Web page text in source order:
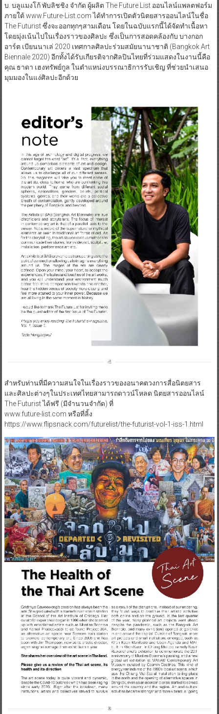
บ. บลูแมงโก้ พับลิชชิง จำกัด ผู้ผลิต The Future List ออนไลน์แพลตฟอร์ม
ภายใต้ www.Future-List.com ได้ทำการเปิดตัวนิตยสารออนไลน์ในชื่อ
The Futurist ซึ่งจะออกทุกๆสามเดือน โดยในฉบับแรกนี้ได้จัดทำเนื้อหา
โดยมุ่งเน้นไปในเรื่องราวของศิลปะ ซึ่งเป็นการสอดคล้องกับ บางกอก
อาร์ต เบียนนาเล่ 2020 เทศกาลศิลปะร่วมสมัยนานาชาติ (Bangkok Art
Biennale 2020) อีกทั้งได้รับเกียรติจากศิลปินไทยที่ร่วมแสดงในงานนี้คือ
คุณ ธาดา เฮงทรัพย์กูล ในตำแหน่งบรรณาธิการรับเชิญ ที่ช่วยนำเสนอ
มุมมองในแง่ศิลปะอีกด้วย
สำหรับท่านที่มีความสนใจในเรื่องราวของอนาคตวงการสื่อนิตยสาร
และศิลปะต่างๆในประเทศไทยสามารถดาวน์โหลด นิตยสารออนไลน์
The Futurist ได้ฟรี (มีจำนวนจำกัด) ที่
www.future-list.com หรือที่ลิ้ง
https://www.flipsnack.com/futurelist/the-futurist-vol-1-iss-1.html